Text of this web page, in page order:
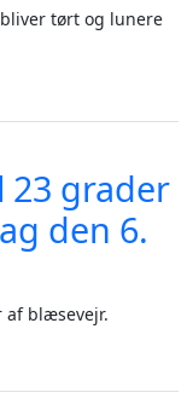
tørt og lunere
af regn før
23 grader
den 6.
af blæsevejr.
- vejrudsigt for